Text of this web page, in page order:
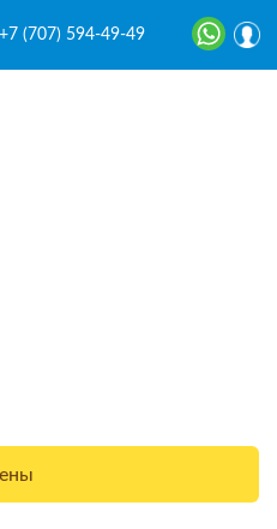
+7 (707) 594-49-49